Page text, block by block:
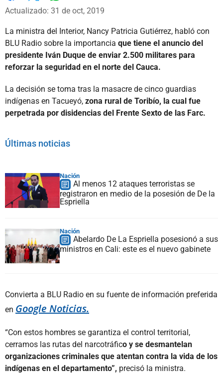
Facebook
X
Actualizado: 31 de oct, 2019
La ministra del Interior, Nancy Patricia Gutiérrez, habló con
BLU Radio sobre la importancia que tiene el anuncio del
presidente Iván Duque de enviar 2.500 militares para
reforzar la seguridad en el norte del Cauca.
La decisión se toma tras la masacre de cinco guardias
indígenas en Tacueyó, zona rural de Toribío, la cual fue
perpetrada por disidencias del Frente Sexto de las Farc.
Últimas noticias
Nación
Al menos 12 ataques terroristas se
registraron en medio de la posesión de De la
Espriella
Nación
Abelardo De La Espriella posesionó a sus
ministros en Cali: este es el nuevo gabinete
Convierta a BLU Radio en su fuente de información preferida
en Google Noticias.
“Con estos hombres se garantiza el control territorial,
cerramos las rutas del narcotráfico y se desmantelan
organizaciones criminales que atentan contra la vida de los
indígenas en el departamento”, precisó la ministra.